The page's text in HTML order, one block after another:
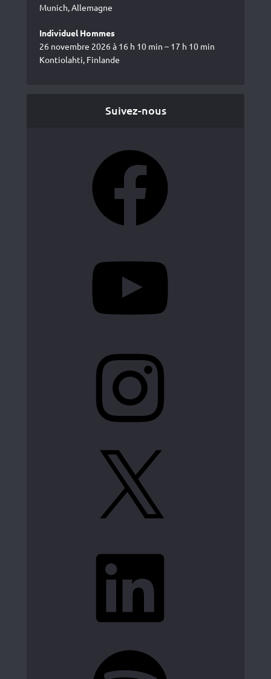
Munich, Allemagne
Individuel Hommes
26 novembre 2026 à 16 h 10 min – 17 h 10 min
Kontiolahti, Finlande
Suivez-nous